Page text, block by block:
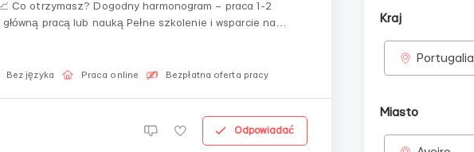
Bez języka Praca online Bezpłatna oferta pracy
Odpowiadać
Kraj
Portugalia
Miasto